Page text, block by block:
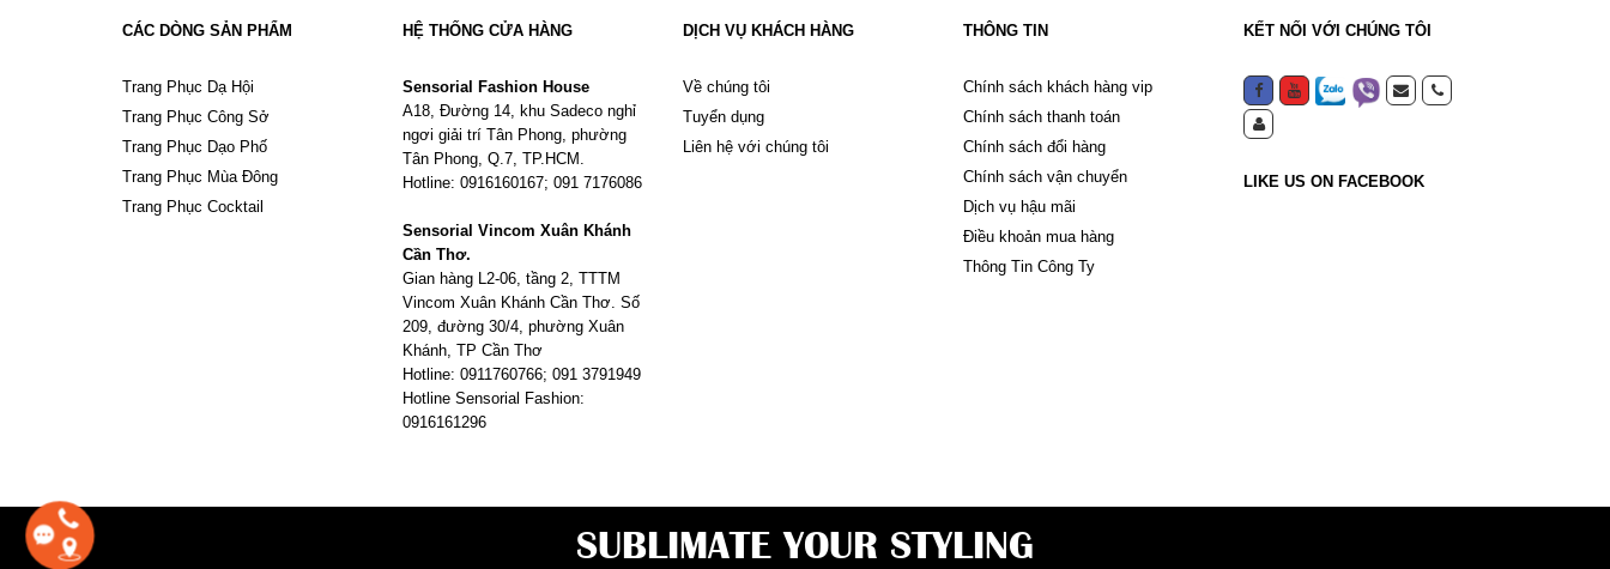
CÁC DÒNG SẢN PHẨM
Trang Phục Dạ Hội
Trang Phục Công Sở
Trang Phục Dạo Phố
Trang Phục Mùa Đông
Trang Phục Cocktail
HỆ THỐNG CỬA HÀNG
Sensorial Fashion House
A18, Đường 14, khu Sadeco nghỉ
ngơi giải trí Tân Phong, phường
Tân Phong, Q.7, TP.HCM.
Hotline: 0916160167; 091 7176086
Sensorial Vincom Xuân Khánh
Cần Thơ.
Gian hàng L2-06, tầng 2, TTTM
Vincom Xuân Khánh Cần Thơ. Số
209, đường 30/4, phường Xuân
Khánh, TP Cần Thơ
Hotline: 0911760766; 091 3791949
Hotline Sensorial Fashion:
0916161296
DỊCH VỤ KHÁCH HÀNG
Về chúng tôi
Tuyển dụng
Liên hệ với chúng tôi
THÔNG TIN
Chính sách khách hàng vip
Chính sách thanh toán
Chính sách đổi hàng
Chính sách vận chuyển
Dịch vụ hậu mãi
Điều khoản mua hàng
Thông Tin Công Ty
KẾT NỐI VỚI CHÚNG TÔI
LIKE US ON FACEBOOK
SUBLIMATE YOUR STYLING